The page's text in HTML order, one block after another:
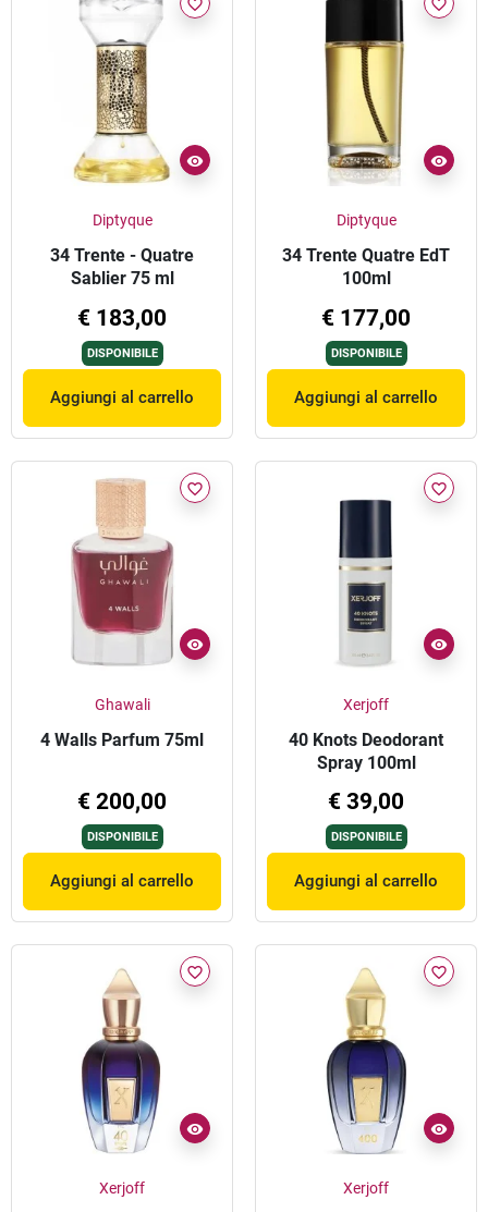
favorite_border
Diptyque
34 Trente - Quatre
Sablier 75 ml
€ 183,00
DISPONIBILE
Aggiungi al carrello
favorite_border
Diptyque
34 Trente Quatre EdT
100ml
€ 177,00
DISPONIBILE
Aggiungi al carrello
favorite_border
Ghawali
4 Walls Parfum 75ml
€ 200,00
DISPONIBILE
Aggiungi al carrello
favorite_border
Xerjoff
40 Knots Deodorant
Spray 100ml
€ 39,00
DISPONIBILE
Aggiungi al carrello
favorite_border
Xerjoff
favorite_border
Xerjoff